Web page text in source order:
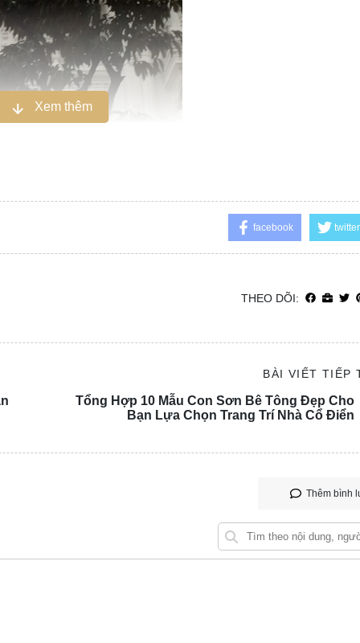
thự
nhà thiết kế được thoải mái đưa ra ý tưởng sáng tạo.
trúc biệt thự chọn gam màu trắng nhẹ nhàng, thanh thoát.
biệt thự sự trang nhã của thiết kế. Thiết kế đối xứng tạo
văn và phù điêu.
con
trúc
tông trang trí.
Xem thêm
facebook twitter
THEO DÕI:
BÀI VIẾT TIẾP
Tổng Hợp 10 Mẫu Con Sơn Bê Tông Đẹp Cho
Bạn Lựa Chọn Trang Trí Nhà Cổ Điển
Thêm bình